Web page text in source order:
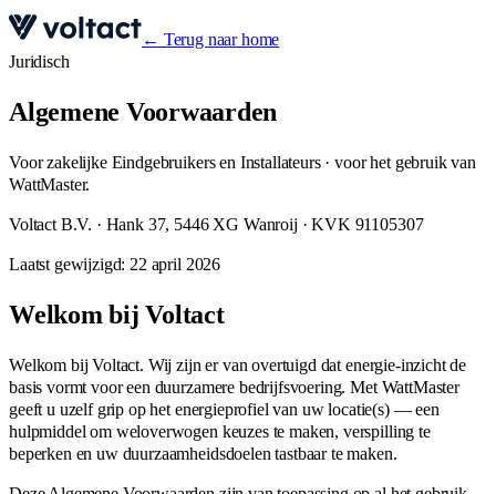
← Terug naar home
Juridisch
Algemene Voorwaarden
Voor zakelijke Eindgebruikers en Installateurs · voor het gebruik van
WattMaster.
Voltact B.V. · Hank 37, 5446 XG Wanroij · KVK 91105307
Laatst gewijzigd: 22 april 2026
Welkom bij Voltact
Welkom bij Voltact. Wij zijn er van overtuigd dat energie-inzicht de
basis vormt voor een duurzamere bedrijfsvoering. Met WattMaster
geeft u uzelf grip op het energieprofiel van uw locatie(s) — een
hulpmiddel om weloverwogen keuzes te maken, verspilling te
beperken en uw duurzaamheidsdoelen tastbaar te maken.